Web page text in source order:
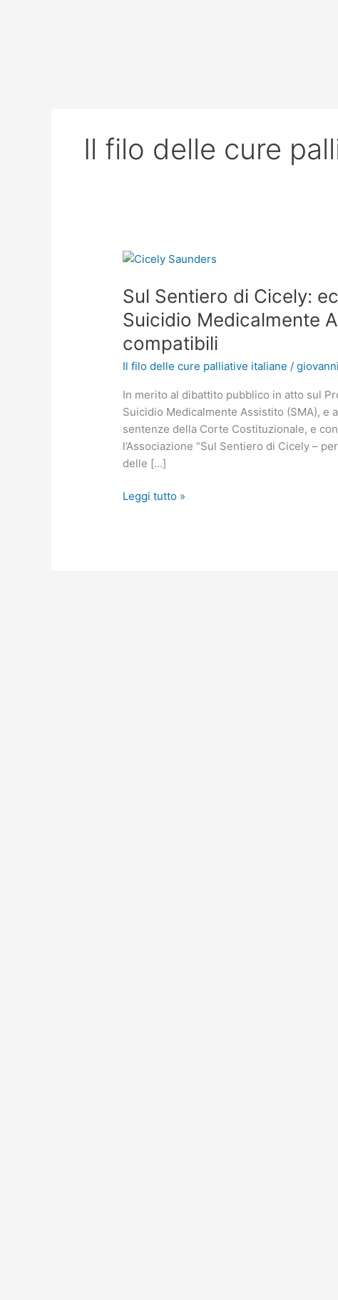
Il filo delle cure
Sul Sentiero di Cicely:
Suicidio Medicalmente
compatibili
Il filo delle cure palliative italiane /giovanni
In merito al dibattito pubblico in atto sul
Suicidio Medicalmente Assistito (SMA),
sentenze della Corte Costituzionale, e
l’Associazione “Sul Sentiero di Cicely –
delle […]
Sul
di
Cicely:
ecco
perché
Cure
e
Suicidio
Medicalmente
Assistito
non
compatibili
Leggi tutto »